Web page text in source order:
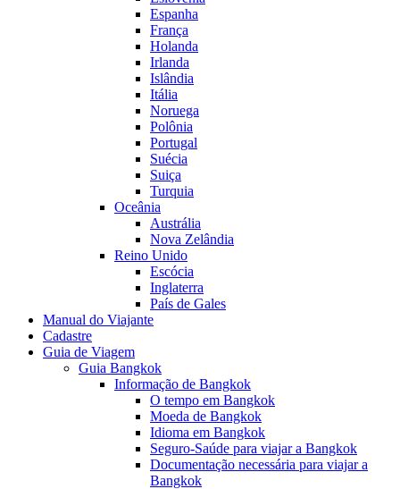
Espanha
França
Holanda
Irlanda
Islândia
Itália
Noruega
Polônia
Portugal
Suécia
Suiça
Turquia
Oceânia
Austrália
Nova Zelândia
Reino Unido
Escócia
Inglaterra
País de Gales
Manual do Viajante
Cadastre
Guia de Viagem
Guia Bangkok
Informação de Bangkok
O tempo em Bangkok
Moeda de Bangkok
Idioma em Bangkok
Seguro-Saúde para viajar a Bangkok
Documentação necessária para viajar a
Bangkok